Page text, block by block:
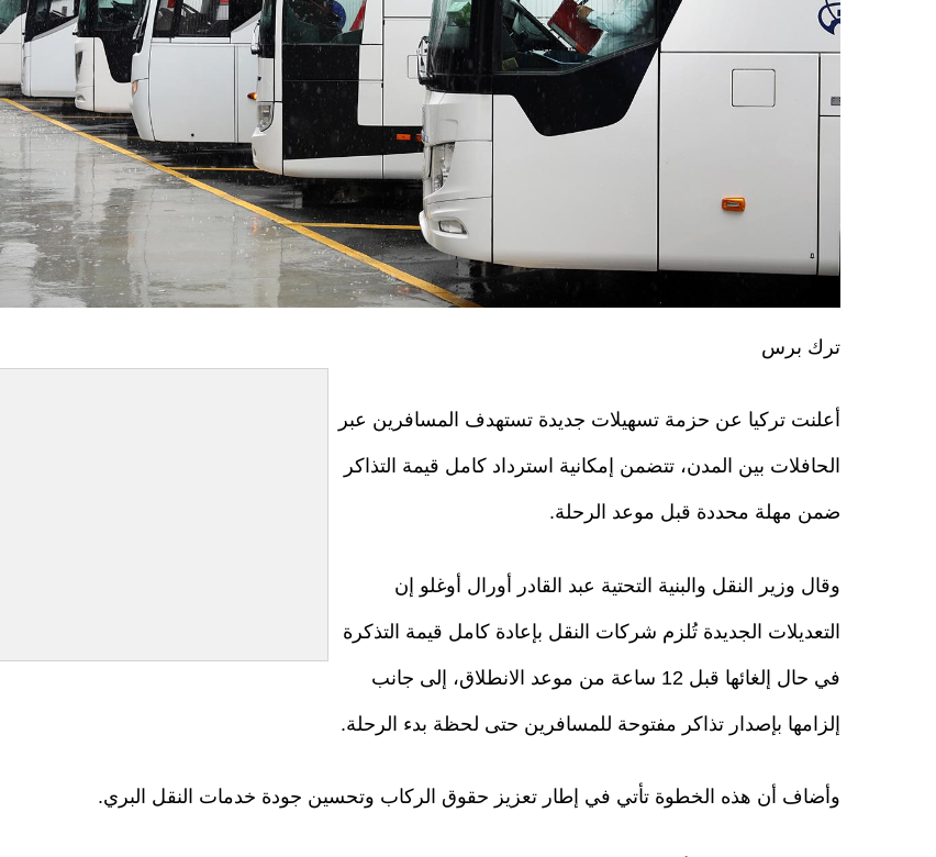
ترك برس
أعلنت تركيا عن حزمة تسهيلات جديدة تستهدف المسافرين عبر
الحافلات بين المدن، تتضمن إمكانية استرداد كامل قيمة التذاكر
ضمن مهلة محددة قبل موعد الرحلة.
وقال وزير النقل والبنية التحتية عبد القادر أورال أوغلو إن
التعديلات الجديدة تُلزم شركات النقل بإعادة كامل قيمة التذكرة
في حال إلغائها قبل 12 ساعة من موعد الانطلاق، إلى جانب
إلزامها بإصدار تذاكر مفتوحة للمسافرين حتى لحظة بدء الرحلة.
وأضاف أن هذه الخطوة تأتي في إطار تعزيز حقوق الركاب وتحسين جودة خدمات النقل البري.